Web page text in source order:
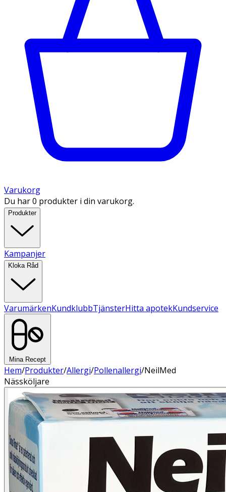
Varukorg
Du har 0 produkter i din varukorg.
Produkter
Kampanjer
Kloka Råd
VarumärkenKundklubbTjänsterHitta apotekKundservice
Mina Recept
Hem/Produkter/Allergi/Pollenallergi/NeilMed
Nässköljare